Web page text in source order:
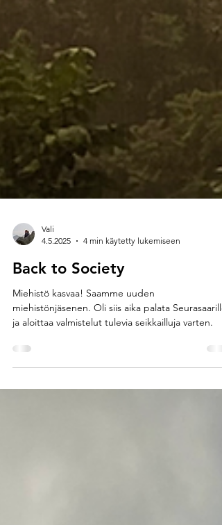
4.5.2025
4 min käytetty lukemiseen
Back to Society
Miehistö kasvaa! Saamme uuden
ja aloittaa valmistelut tulevia seikkailluja varten.